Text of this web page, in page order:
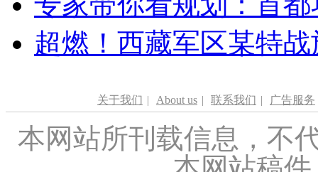
超燃！西藏军区某特
关于我们 | About us | 联系我们 | 广告服务
本网站所刊载信息，不